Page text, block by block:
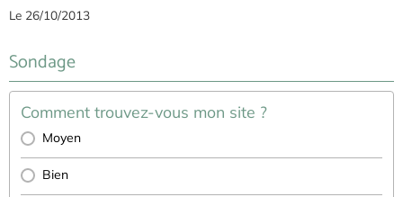
Le 26/10/2013
Sondage
Comment trouvez-vous mon site ?
Moyen
Bien